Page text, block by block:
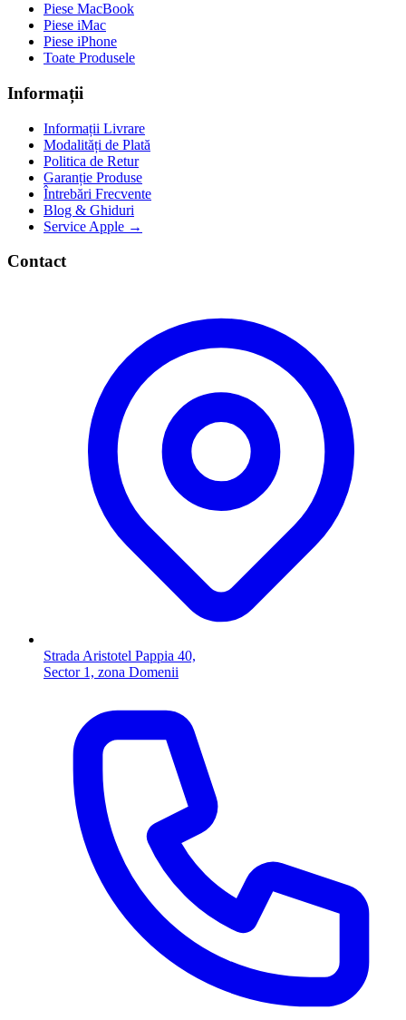
Piese MacBook
Piese iMac
Piese iPhone
Toate Produsele
Informații
Informații Livrare
Modalități de Plată
Politica de Retur
Garanție Produse
Întrebări Frecvente
Blog & Ghiduri
Service Apple →
Contact
Strada Aristotel Pappia 40,
Sector 1, zona Domenii